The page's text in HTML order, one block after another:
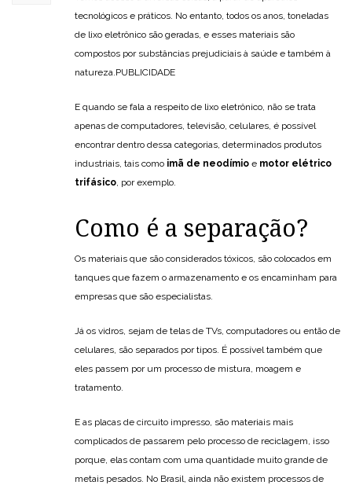
tecnológicos e práticos. No entanto, todos os anos, toneladas
de lixo eletrônico são geradas, e esses materiais são
compostos por substâncias prejudiciais à saúde e também à
natureza.PUBLICIDADE
E quando se fala a respeito de lixo eletrônico, não se trata
apenas de computadores, televisão, celulares, é possível
encontrar dentro dessa categorias, determinados produtos
industriais, tais como imã de neodímio e motor elétrico
trifásico, por exemplo.
Como é a separação?
Os materiais que são considerados tóxicos, são colocados em
tanques que fazem o armazenamento e os encaminham para
empresas que são especialistas.
Já os vidros, sejam de telas de TVs, computadores ou então de
celulares, são separados por tipos. É possível também que
eles passem por um processo de mistura, moagem e
tratamento.
E as placas de circuito impresso, são materiais mais
complicados de passarem pelo processo de reciclagem, isso
porque, elas contam com uma quantidade muito grande de
metais pesados. No Brasil, ainda não existem processos de